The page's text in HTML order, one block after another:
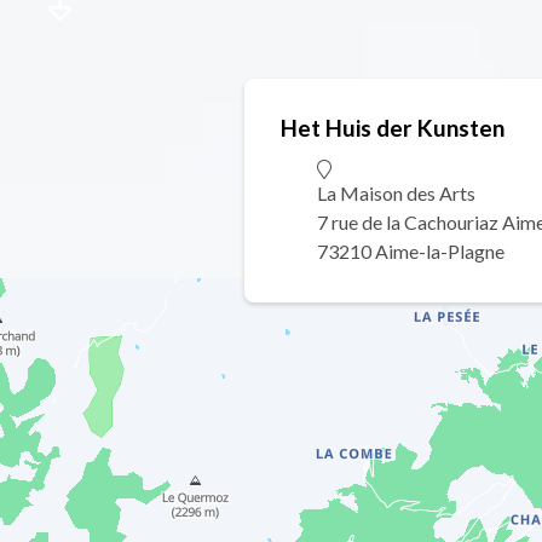
Het Huis der Kunsten
La Maison des Arts
7 rue de la Cachouriaz
73210 Aime-la-Plagne